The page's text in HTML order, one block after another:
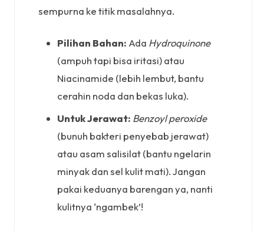
sempurna ke titik masalahnya.
Pilihan Bahan: Ada Hydroquinone
(ampuh tapi bisa iritasi) atau
Niacinamide (lebih lembut, bantu
cerahin noda dan bekas luka).
Untuk Jerawat: Benzoyl peroxide
(bunuh bakteri penyebab jerawat)
atau asam salisilat (bantu ngelarin
minyak dan sel kulit mati). Jangan
pakai keduanya barengan ya, nanti
kulitnya ‘ngambek’!